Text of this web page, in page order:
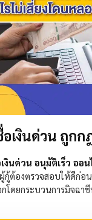
เงินด่วน ถูกก
งินด่วน อนุมัติเร็ว ออน
กู้ต้องตรวจสอบให้ดีก่อ
โดยกระบวนการมิจฉา